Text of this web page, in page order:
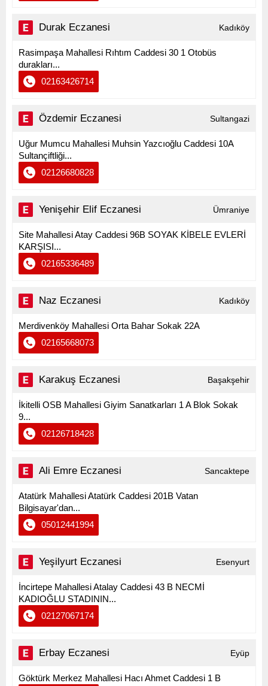
Durak Eczanesi Kadıköy
Rasimpaşa Mahallesi Rıhtım Caddesi 30 1 Otobüs
durakları...
02163426714
Özdemir Eczanesi Sultangazi
Uğur Mumcu Mahallesi Muhsin Yazcıoğlu Caddesi 10A
Sultançiftliği...
02126680828
Yenişehir Elif Eczanesi Ümraniye
Site Mahallesi Atay Caddesi 96B SOYAK KİBELE EVLERİ
KARŞISI...
02165336489
Naz Eczanesi Kadıköy
Merdivenköy Mahallesi Orta Bahar Sokak 22A
02165668073
Karakuş Eczanesi Başakşehir
İkitelli OSB Mahallesi Giyim Sanatkarları 1 A Blok Sokak
9...
02126718428
Ali Emre Eczanesi Sancaktepe
Atatürk Mahallesi Atatürk Caddesi 201B Vatan
Bilgisayar'dan...
05012441994
Yeşilyurt Eczanesi Esenyurt
İncirtepe Mahallesi Atalay Caddesi 43 B NECMİ
KADIOĞLU STADININ...
02127067174
Erbay Eczanesi Eyüp
Göktürk Merkez Mahallesi Hacı Ahmet Caddesi 1 B